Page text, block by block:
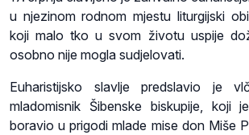
u njezinom rodnom mjestu liturgijski
koji malo tko u svom životu uspije
osobno nije mogla sudjelovati.
Euharistijsko slavlje predslavio je
mladomisnik Šibenske biskupije, koji
boravio u prigodi mlade mise don Miše